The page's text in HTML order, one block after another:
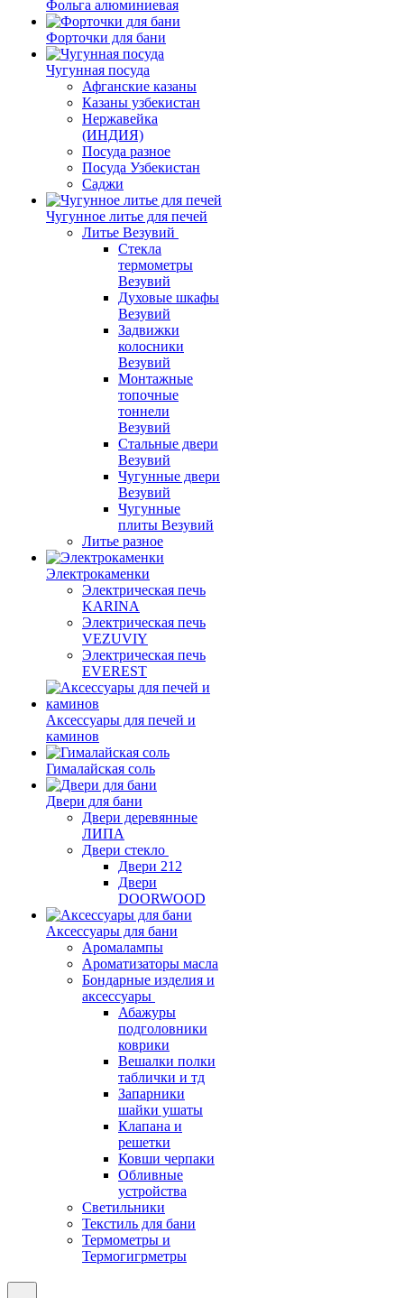
Фольга алюминиевая
Форточки для бани
Чугунная посуда
Афганские казаны
Казаны узбекистан
Нержавейка
(ИНДИЯ)
Посуда разное
Посуда Узбекистан
Саджи
Чугунное литье для печей
Литье Везувий
Стекла
термометры
Везувий
Духовые шкафы
Везувий
Задвижки
колосники
Везувий
Монтажные
топочные
тоннели
Везувий
Стальные двери
Везувий
Чугунные двери
Везувий
Чугунные
плиты Везувий
Литье разное
Электрокаменки
Электрическая печь
KARINA
Электрическая печь
VEZUVIY
Электрическая печь
EVEREST
Аксессуары для печей и
каминов
Гималайская соль
Двери для бани
Двери деревянные
ЛИПА
Двери стекло
Двери 212
Двери
DOORWOOD
Аксессуары для бани
Аромалампы
Ароматизаторы масла
Бондарные изделия и
аксессуары
Абажуры
подголовники
коврики
Вешалки полки
таблички и тд
Запарники
шайки ушаты
Клапана и
решетки
Ковши черпаки
Обливные
устройства
Светильники
Текстиль для бани
Термометры и
Термогигрметры